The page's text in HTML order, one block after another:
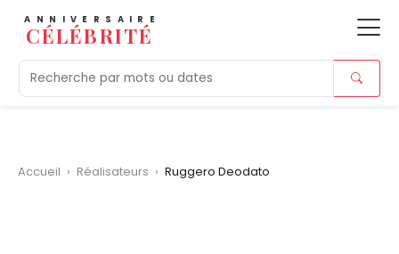
ANNIVERSAIRE
CÉLÉBRITÉ
Aujourd'hui Tendances Morts
Accueil › Réalisateurs › Ruggero Deodato